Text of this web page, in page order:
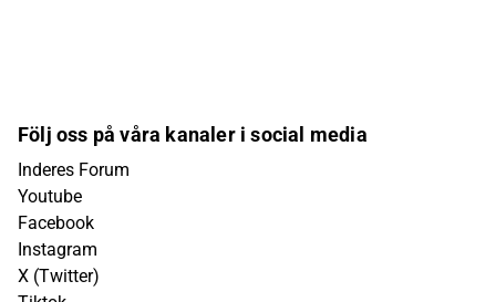
Följ oss på våra kanaler i social media
Inderes Forum
Youtube
Facebook
Instagram
X (Twitter)